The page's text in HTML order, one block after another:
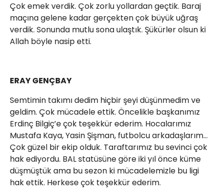
Çok emek verdik. Çok zorlu yollardan geçtik. Baraj
maçına gelene kadar gerçekten çok büyük uğraş
verdik. Sonunda mutlu sona ulaştık. Şükürler olsun ki
Allah böyle nasip etti.
ERAY GENÇBAY
Semtimin takımı dedim hiçbir şeyi düşünmedim ve
geldim. Çok mücadele ettik. Öncelikle başkanımız
Erdinç Bilgiç’e çok teşekkür ederim. Hocalarımız
Mustafa Kaya, Yasin Şişman, futbolcu arkadaşlarım…
Çok güzel bir ekip olduk. Taraftarımız bu sevinci çok
hak ediyordu. BAL statüsüne göre iki yıl önce küme
düşmüştük ama bu sezon ki mücadelemizle bu ligi
hak ettik. Herkese çok teşekkür ederim.